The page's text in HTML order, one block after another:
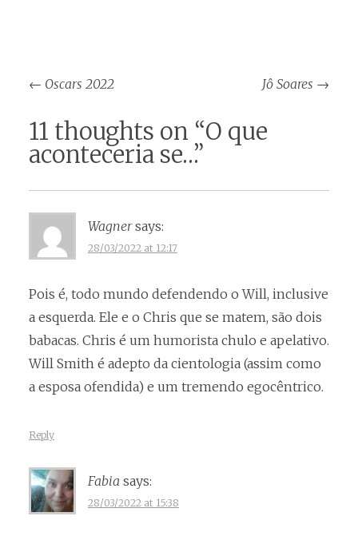
Post
navigation
← Oscars 2022 Jô Soares →
11 thoughts on “O que
aconteceria se…”
Wagner says:
28/03/2022 at 12:17
Pois é, todo mundo defendendo o Will, inclusive
a esquerda. Ele e o Chris que se matem, são dois
babacas. Chris é um humorista chulo e apelativo.
Will Smith é adepto da cientologia (assim como
a esposa ofendida) e um tremendo egocêntrico.
Reply
Fabia says:
28/03/2022 at 15:38